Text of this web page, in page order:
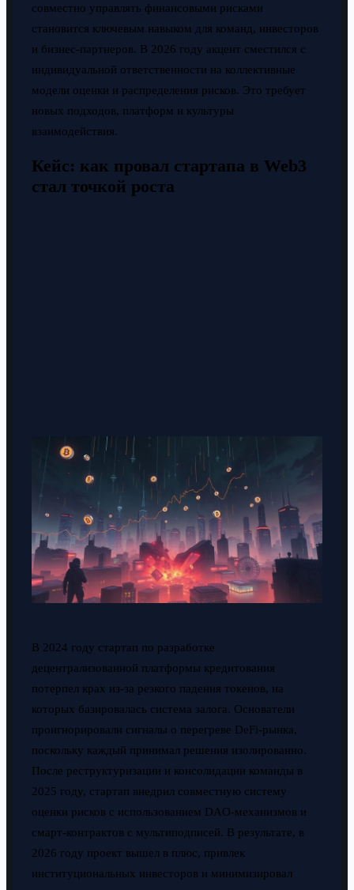
совместно управлять финансовыми рисками
становится ключевым навыком для команд, инвесторов
и бизнес-партнеров. В 2026 году акцент сместился с
индивидуальной ответственности на коллективные
модели оценки и распределения рисков. Это требует
новых подходов, платформ и культуры
взаимодействия.
Кейс: как провал стартапа в Web3
стал точкой роста
В 2024 году стартап по разработке
децентрализованной платформы кредитования
потерпел крах из-за резкого падения токенов, на
которых базировалась система залога. Основатели
проигнорировали сигналы о перегреве DeFi-рынка,
поскольку каждый принимал решения изолированно.
После реструктуризации и консолидации команды в
2025 году, стартап внедрил совместную систему
оценки рисков с использованием DAO-механизмов и
смарт-контрактов с мультиподписей. В результате, в
2026 году проект вышел в плюс, привлек
институциональных инвесторов и минимизировал